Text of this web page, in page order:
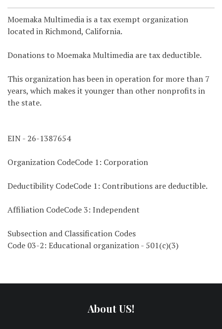
Moemaka Multimedia is a tax exempt organization
located in Richmond, California.
Donations to Moemaka Multimedia are tax deductible.
This organization has been in operation for more than 7
years, which makes it younger than other nonprofits in
the state.
EIN - 26-1387654
Organization CodeCode 1: Corporation
Deductibility CodeCode 1: Contributions are deductible.
Affiliation CodeCode 3: Independent
Subsection and Classification Codes
Code 03-2: Educational organization - 501(c)(3)
About US!